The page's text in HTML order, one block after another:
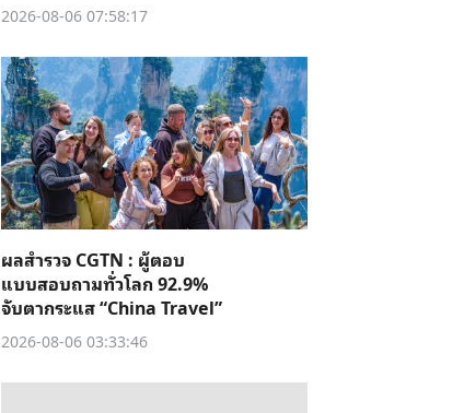
2026-08-06 07:58:17
ผลสำรวจ CGTN : ผู้ตอบ
แบบสอบถามทั่วโลก 92.9%
จับตากระแส “China Travel”
2026-08-06 03:33:46